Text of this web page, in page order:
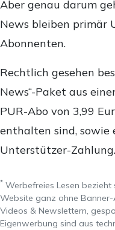
Aber genau darum
News bleiben primär
Abonnenten.
Rechtlich gesehen
News“-Paket aus
PUR-Abo von 3,99
enthalten sind,
Unterstützer-Zahlung.
* Werbefreies Lesen
Website ganz ohne
Videos & Newslettern,
Eigenwerbung sind aus